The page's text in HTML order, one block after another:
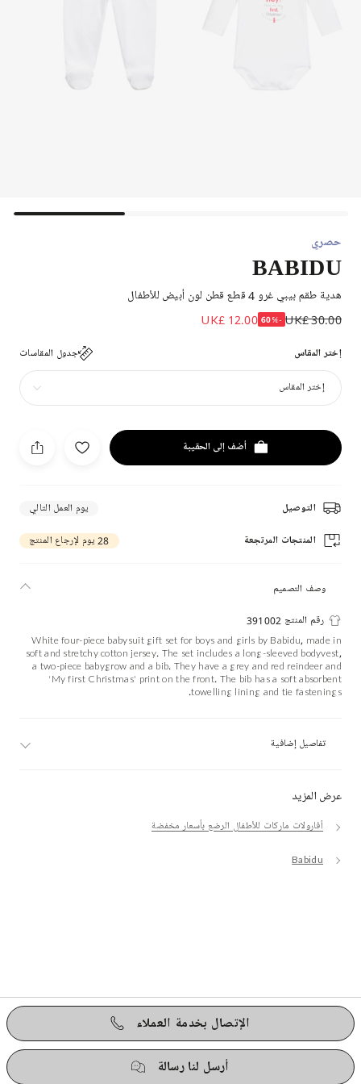
حصري
BABIDU
هدية طقم بيبي غرو 4 قطع قطن لون أبيض للأطفال
UK£ 30.00
-60%
UK£ 12.00
إختر المقاس جدول المقاسات
إختر المقاس
أضف إلى الحقيبة
التوصيل يوم العمل التالي
المنتجات المرتجعة 28 يوم لإرجاع المنتج
عرض المزيد
أفارولات ماركات للأطفال الرضع بأسعار مخفضة
Babidu
وصف التصميم
رقم المنتج 391002
White four-piece babysuit gift set for boys and girls by Babidu, made in
soft and stretchy cotton jersey. The set includes a long-sleeved bodyvest,
a two-piece babygrow and a bib. They have a grey and red reindeer and
'My first Christmas' print on the front. The bib has a soft absorbent
towelling lining and tie fastenings.
تفاصيل إضافية
الإتصال بخدمة العملاء
أرسل لنا رسالة